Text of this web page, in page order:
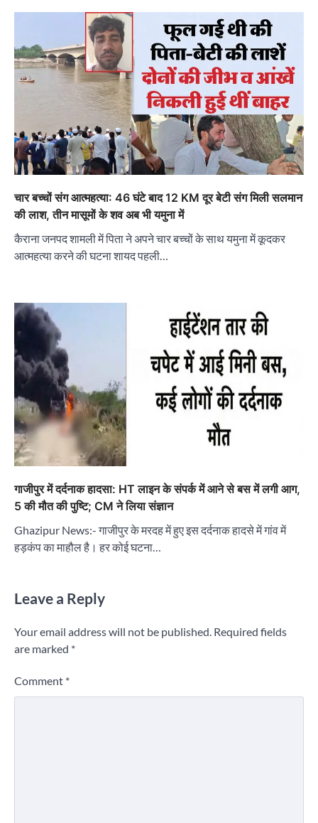
चार बच्चों संग आत्महत्या: 46 घंटे बाद 12 KM दूर बेटी संग मिली सलमान
की लाश, तीन मासूमों के शव अब भी यमुना में
कैराना जनपद शामली में पिता ने अपने चार बच्चों के साथ यमुना में कूदकर
आत्महत्या करने की घटना शायद पहली…
गाजीपुर में दर्दनाक हादसा: HT लाइन के संपर्क में आने से बस में लगी आग,
5 की मौत की पुष्टि; CM ने लिया संज्ञान
Ghazipur News:- गाजीपुर के मरदह में हुए इस दर्दनाक हादसे में गांव में
हड़कंप का माहौल है। हर कोई घटना…
Leave a Reply
Your email address will not be published. Required fields
are marked *
Comment *